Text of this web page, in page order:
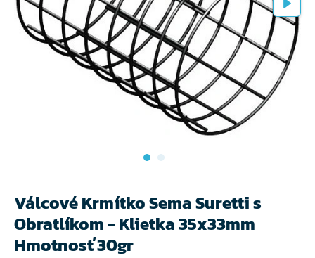
Válcové Krmítko Sema Suretti s
Obratlíkom - Klietka 35x33mm
Hmotnosť 30gr